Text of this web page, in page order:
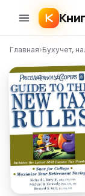
Книг
Главная›Бухучет,